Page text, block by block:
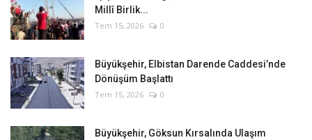
Millî Birlik...
Tem 15, 2026 0
Büyükşehir, Elbistan Darende Caddesi’nde
Dönüşüm Başlattı
Tem 15, 2026 0
Büyükşehir, Göksun Kırsalında Ulaşım